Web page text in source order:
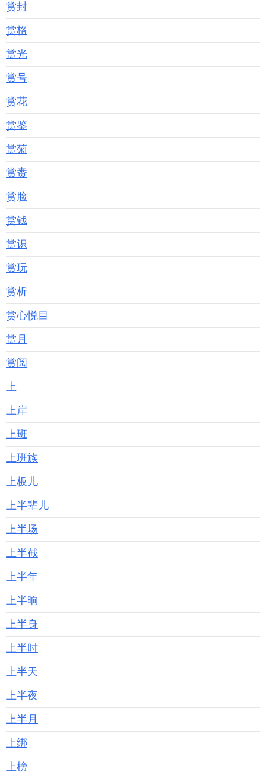
赏封
赏格
赏光
赏号
赏花
赏鉴
赏菊
赏赉
赏脸
赏钱
赏识
赏玩
赏析
赏心悦目
赏月
赏阅
上
上岸
上班
上班族
上板儿
上半辈儿
上半场
上半截
上半年
上半晌
上半身
上半时
上半天
上半夜
上半月
上绑
上榜